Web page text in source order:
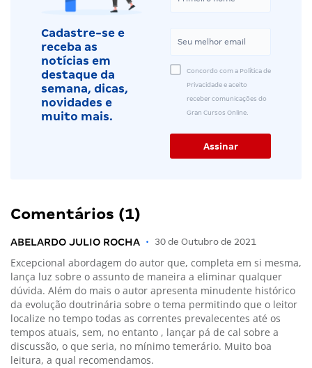
Cadastre-se e
receba as
notícias em
destaque da
semana, dicas,
novidades e
muito mais.
Concordo com a Política de
Privacidade e aceito
receber comunicações do
Gran Cursos Online.
Comentários (1)
ABELARDO JULIO ROCHA • 30 de Outubro de 2021
Excepcional abordagem do autor que, completa em si mesma,
lança luz sobre o assunto de maneira a eliminar qualquer
dúvida. Além do mais o autor apresenta minudente histórico
da evolução doutrinária sobre o tema permitindo que o leitor
localize no tempo todas as correntes prevalecentes até os
tempos atuais, sem, no entanto , lançar pá de cal sobre a
discussão, o que seria, no mínimo temerário. Muito boa
leitura, a qual recomendamos.